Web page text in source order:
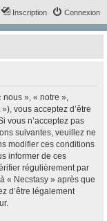
Connexion
Inscription
nous », « notre »,
vous acceptez d’être
vous n’acceptez pas
suivantes, veuillez ne
modifier ces conditions
informer de ces
régulièrement par
« Necstasy » après que
d’être légalement